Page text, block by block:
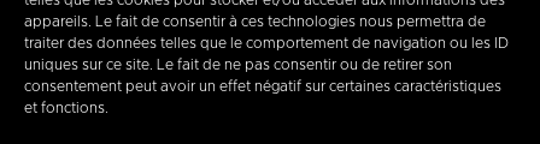
appareils. Le fait de consentir à ces technologies nous permettra de
traiter des données telles que le comportement de navigation ou les ID
uniques sur ce site. Le fait de ne pas consentir ou de retirer son
consentement peut avoir un effet négatif sur certaines caractéristiques
et fonctions.